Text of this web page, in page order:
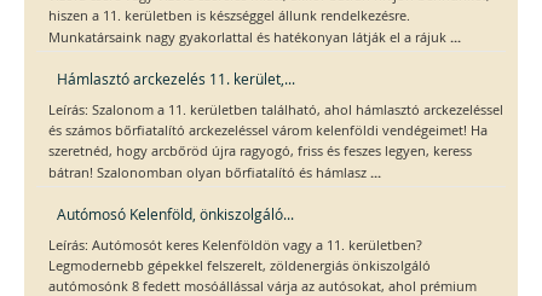
hiszen a 11. kerületben is készséggel állunk rendelkezésre.
Munkatársaink nagy gyakorlattal és hatékonyan látják el a rájuk ...
Hámlasztó arckezelés 11. kerület,...
Leírás: Szalonom a 11. kerületben található, ahol hámlasztó arckezeléssel
és számos bőrfiatalító arckezeléssel várom kelenföldi vendégeimet! Ha
szeretnéd, hogy arcbőröd újra ragyogó, friss és feszes legyen, keress
bátran! Szalonomban olyan bőrfiatalító és hámlasz ...
Autómosó Kelenföld, önkiszolgáló...
Leírás: Autómosót keres Kelenföldön vagy a 11. kerületben?
Legmodernebb gépekkel felszerelt, zöldenergiás önkiszolgáló
autómosónk 8 fedett mosóállással várja az autósokat, ahol prémium